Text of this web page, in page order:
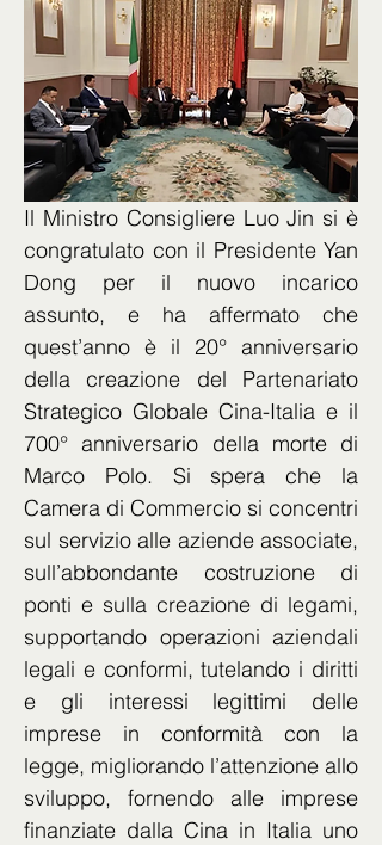
Il Ministro Consigliere Luo Jin si è
congratulato con il Presidente Yan
Dong per il nuovo incarico
assunto, e ha affermato che
quest’anno è il 20° anniversario
della creazione del Partenariato
Strategico Globale Cina-Italia e il
700° anniversario della morte di
Marco Polo. Si spera che la
Camera di Commercio si concentri
sul servizio alle aziende associate,
sull’abbondante costruzione di
ponti e sulla creazione di legami,
supportando operazioni aziendali
legali e conformi, tutelando i diritti
e gli interessi legittimi delle
imprese in conformità con la
legge, migliorando l’attenzione allo
sviluppo, fornendo alle imprese
finanziate dalla Cina in Italia uno